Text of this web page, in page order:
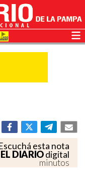
esta nota
EL DIARIOdigital
minutos